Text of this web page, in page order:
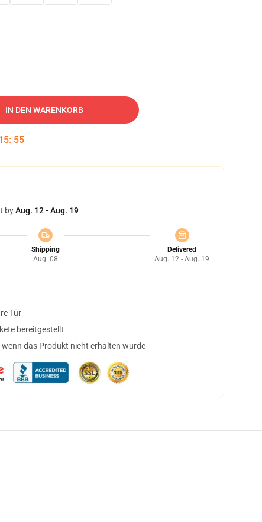
IN DEN WARENKORB
: 54
byAug. 12 - Aug. 19
Shipping
Aug. 08
Delivered
Aug. 12 - Aug. 19
Tür
bereitgestellt
das Produkt nicht erhalten wurde